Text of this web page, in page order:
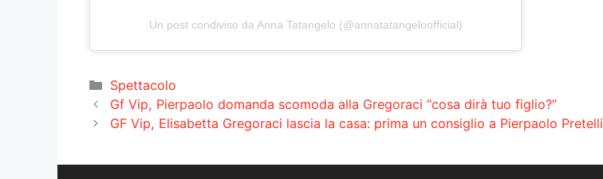
Un post condiviso da Anna Tatangelo (@annatatangeloofficial)
Categorie
Spettacolo
Gf Vip, Pierpaolo domanda scomoda alla Gregoraci “cosa dirà tuo figlio?”
GF Vip, Elisabetta Gregoraci lascia la casa: prima un consiglio a Pierpaolo Pretelli